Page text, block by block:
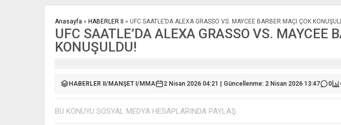
Anasayfa » HABERLER II » UFC SAATLE’DA ALEXA GRASSO VS. MAYCEE BARBER MAÇI ÇOK
UFC SAATLE’DA ALEXA GRASSO VS. MAYCEE
KONUŞULDU!
HABERLER II /MANŞET I /MMA 2 Nisan 2026 04:21 | Güncellenme: 2 Nisan 2026 13:47 0
BU KONUYU SOSYAL MEDYA HESAPLARINDA PAYLAŞ